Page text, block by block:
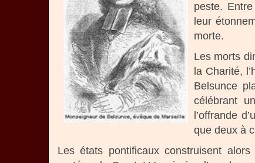
peste.
leur
morte.
Les morts
la Charité,
Belsunce
célébrant
l’offrande
que deux à
Les états pontificaux construisent